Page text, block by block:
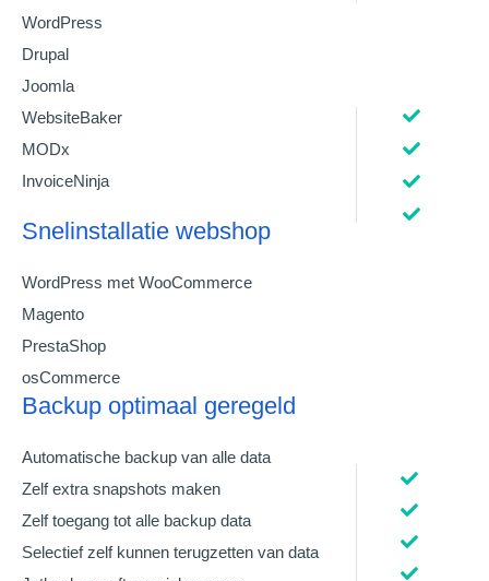
WordPress
Drupal
Joomla
WebsiteBaker
MODx
InvoiceNinja
Snelinstallatie webshop
WordPress met WooCommerce
Magento
PrestaShop
osCommerce
Backup optimaal geregeld
Automatische backup van alle data
Zelf extra snapshots maken
Zelf toegang tot alle backup data
Selectief zelf kunnen terugzetten van data